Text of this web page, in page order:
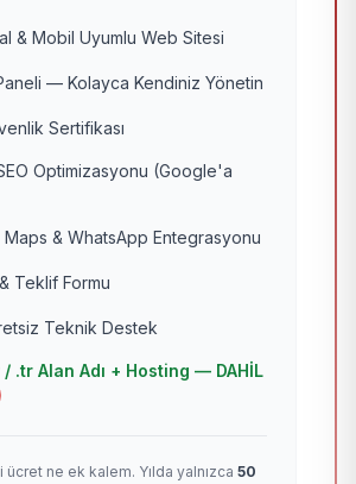
& Mobil Uyumlu Web Sitesi
— Kolayca Kendiniz Yönetin
Sertifikası
Optimizasyonu (Google'a
& WhatsApp Entegrasyonu
Teklif Formu
Teknik Destek
.tr Alan Adı + Hosting — DAHİL
ücret ne ek kalem. Yılda yalnızca 50